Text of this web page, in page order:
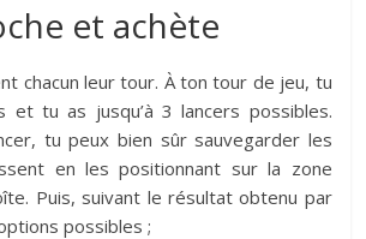
et achète
chacun leur tour. À ton tour de jeu, tu
et tu as jusqu’à 3 lancers possibles.
tu peux bien sûr sauvegarder les
en les positionnant sur la zone
Puis, suivant le résultat obtenu par
possibles ;